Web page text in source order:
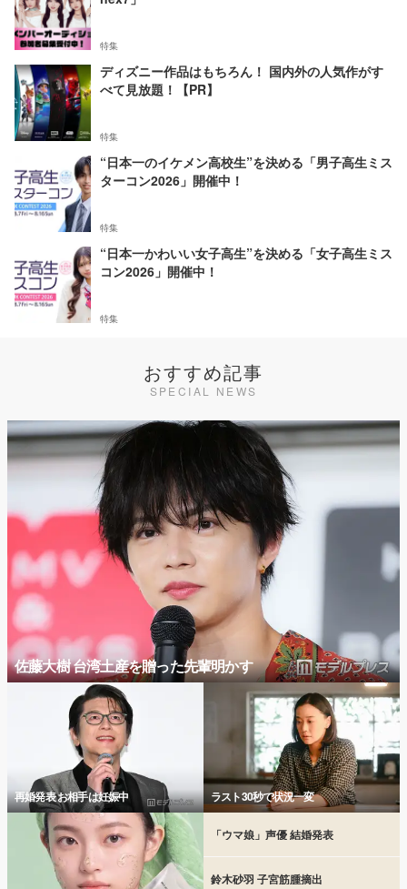
特集
ディズニー作品はもちろん！ 国内外の人気作がす
べて見放題！【PR】
特集
“日本一のイケメン高校生”を決める「男子高生ミス
ターコン2026」開催中！
特集
“日本一かわいい女子高生”を決める「女子高生ミス
コン2026」開催中！
特集
おすすめ記事
SPECIAL NEWS
佐藤大樹 台湾土産を贈った先輩明かす
再婚発表 お相手は妊娠中 ラスト30秒で状況一変
「ウマ娘」声優 結婚発表
鈴木砂羽 子宮筋腫摘出